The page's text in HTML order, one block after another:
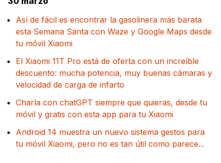
Así de fácil es encontrar la gasolinera más barata
esta Semana Santa con Waze y Google Maps desde
tu móvil Xiaomi
El Xiaomi 11T Pro está de oferta con un increíble
descuento: mucha potencia, muy buenas cámaras y
velocidad de carga de infarto
Charla con chatGPT siempre que quieras, desde tu
móvil y gratis con esta app para tu Xiaomi
Android 14 muestra un nuevo sistema gestos para
tu móvil Xiaomi, pero no es tan útil como parece...